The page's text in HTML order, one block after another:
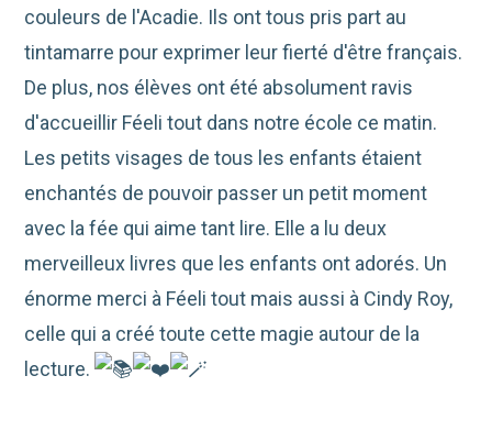
couleurs de l'Acadie. Ils ont tous pris part au
tintamarre pour exprimer leur fierté d'être français.
De plus, nos élèves ont été absolument ravis
d'accueillir Féeli tout dans notre école ce matin.
Les petits visages de tous les enfants étaient
enchantés de pouvoir passer un petit moment
avec la fée qui aime tant lire. Elle a lu deux
merveilleux livres que les enfants ont adorés. Un
énorme merci à Féeli tout mais aussi à Cindy Roy,
celle qui a créé toute cette magie autour de la
lecture.